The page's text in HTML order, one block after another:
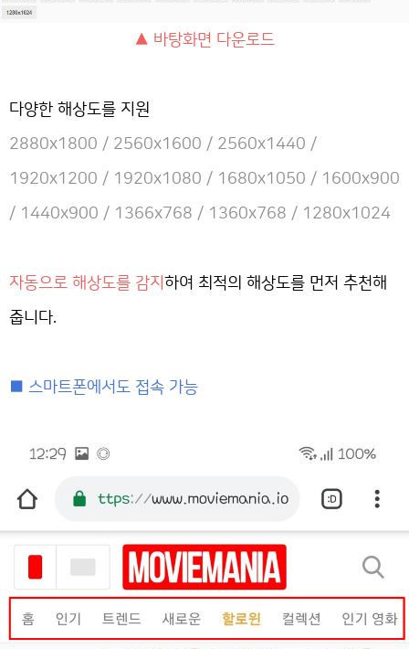
▲ 바탕화면 다운로드
다양한 해상도를 지원
2880x1800 / 2560x1600 / 2560x1440 /
1920x1200 / 1920x1080 / 1680x1050 / 1600x900
/ 1440x900 / 1366x768 / 1360x768 / 1280x1024
자동으로 해상도를 감지 하여 최적의 해상도를 먼저 추천해
줍니다.
■ 스마트폰에서도 접속 가능